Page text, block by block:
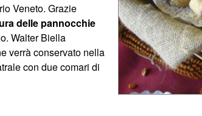
Veneto. Grazie
delle pannocchie
Walter Biella
verrà conservato nella
con due comari di